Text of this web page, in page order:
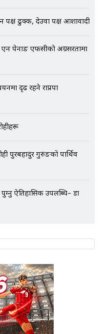
पक्ष ढुक्क, देउवा पक्ष आशावादी
पेनाङ एफसीको अग्रसरतामा
दृढ रहने राप्रपा
पुरबहादुर गुरुङको पार्थिव
ऐतिहासिक उपलब्धि– डा